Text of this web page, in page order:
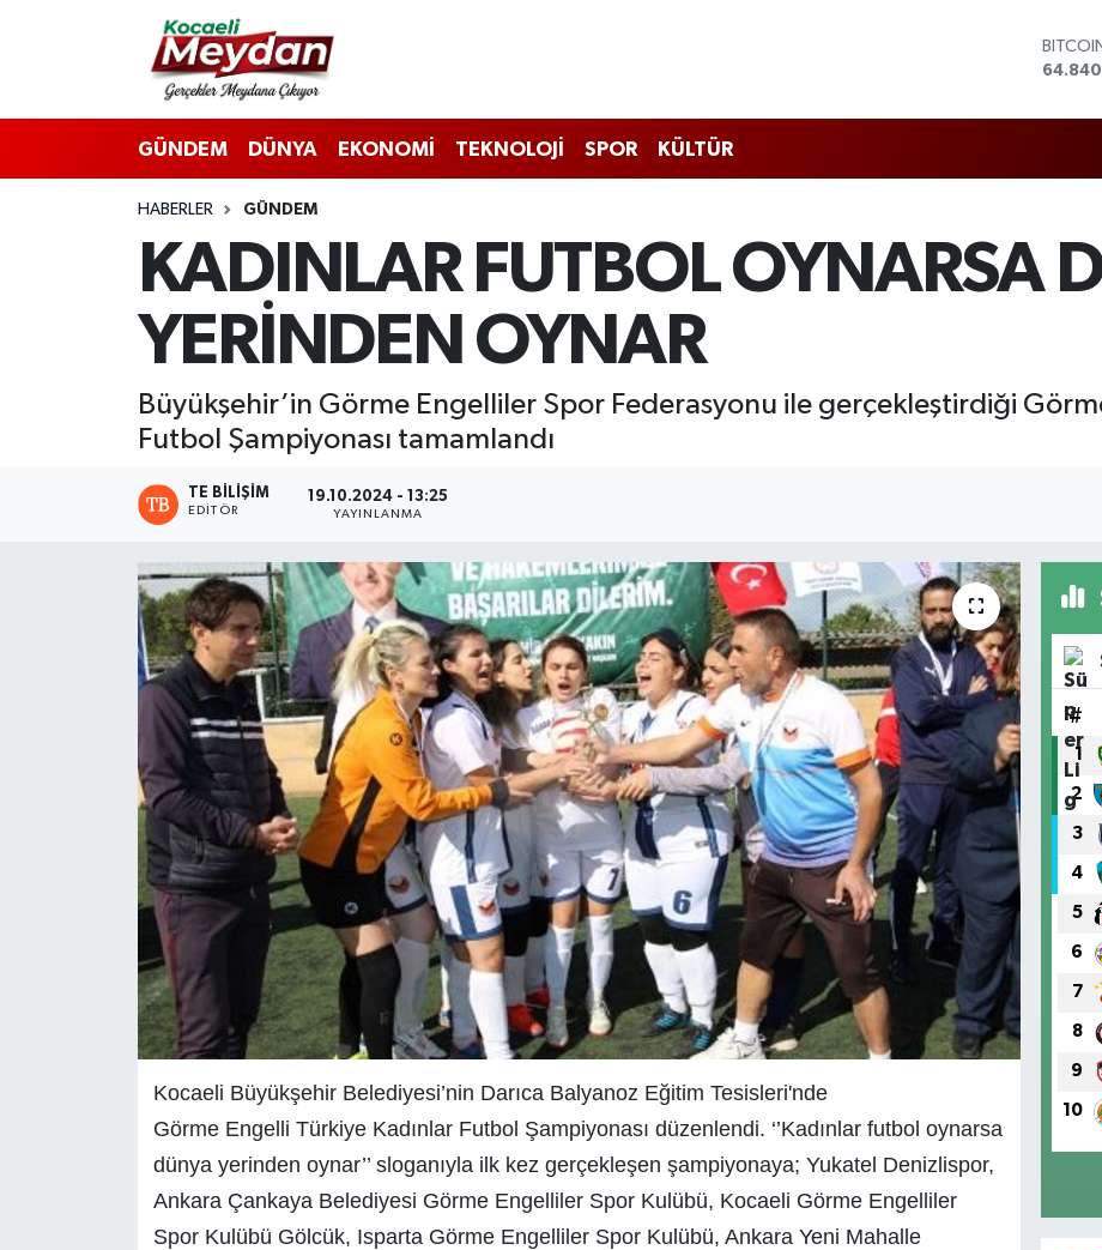
DOLAR
13.779
GÜNDEM DÜNYA EKONOMİ TEKNOLOJİ SPOR KÜLTÜR
HABERLER GÜNDEM
KADINLAR FUTBOL OYNARSA
YERİNDEN OYNAR
Büyükşehir’in Görme Engelliler Spor Federasyonu ile gerçekleştirdiği
Futbol Şampiyonası tamamlandı
TE BILIŞIM
EDITÖR
19.10.2024 - 13:25
YAYINLANMA
Kocaeli Büyükşehir Belediyesi’nin Darıca Balyanoz Eğitim Tesisleri'nde
Görme Engelli Türkiye Kadınlar Futbol Şampiyonası düzenlendi. ‘’Kadınlar futbol oynarsa
dünya yerinden oynar’’ sloganıyla ilk kez gerçekleşen şampiyonaya; Yukatel Denizlispor,
Ankara Çankaya Belediyesi Görme Engelliler Spor Kulübü, Kocaeli Görme Engelliler
Spor Kulübü Gölcük, Isparta Görme Engelliler Spor Kulübü, Ankara Yeni Mahalle
#
1
2
3
4
5
6
7
8
9
10
Nöbetçi Eczaneler
Hava Durumu
Trafik Durumu
Süper Lig Puan Durumu ve Fikstür
Tüm Manşetler
Son Dakika Haberleri